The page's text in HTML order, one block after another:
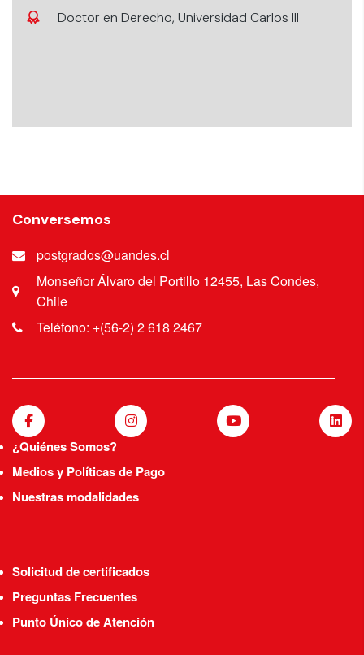
Doctor en Derecho, Universidad Carlos III
Conversemos
postgrados@uandes.cl
Monseñor Álvaro del Portillo 12455, Las Condes,
Chile
Teléfono: +(56-2) 2 618 2467
¿Quiénes Somos?
Medios y Políticas de Pago
Nuestras modalidades
Solicitud de certificados
Preguntas Frecuentes
Punto Único de Atención